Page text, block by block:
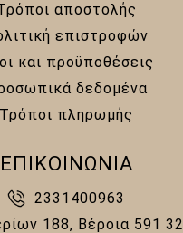
αποστολής
επιστροφών
και προϋποθέσεις
δεδομένα
Τρόποι πληρωμής
ΕΠΙΚΟΙΝΩΝΙΑ
2331400963
188, Βέροια 591 32